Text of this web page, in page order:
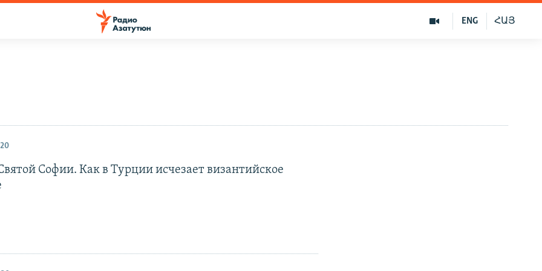
ՀԱՅ
ENG
Софии. Как в Турции исчезает византийское